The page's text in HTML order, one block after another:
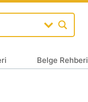
Belge Rehberi